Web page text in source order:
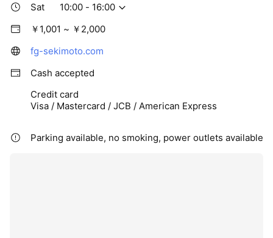
Sat
10:00 - 16:00
￥1,001 ~ ￥2,000
fg-sekimoto.com
Cash accepted
Credit card
Visa / Mastercard / JCB / American Express
Parking available, no smoking, power outlets available